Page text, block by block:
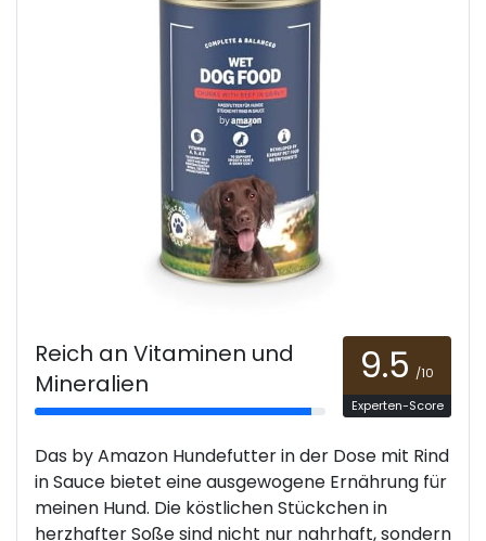
Reich an Vitaminen und
Mineralien
9.5 /10
Experten-Score
Das by Amazon Hundefutter in der Dose mit Rind
in Sauce bietet eine ausgewogene Ernährung für
meinen Hund. Die köstlichen Stückchen in
herzhafter Soße sind nicht nur nahrhaft, sondern